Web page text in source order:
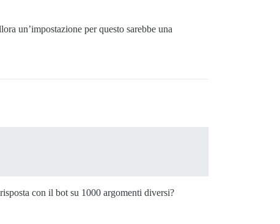
un’impostazione per questo sarebbe una
con il bot su 1000 argomenti diversi?